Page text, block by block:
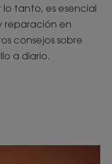
tanto, es esencial
reparación en
consejos sobre
a diario.